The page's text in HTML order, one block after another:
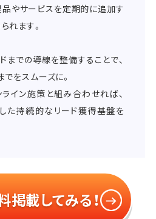
やサービスを定期的に追加す
れます。
までの導線を整備することで、
をスムーズに。
イン施策と組み合わせれば、
た持続的なリード獲得基盤を
掲載してみる！